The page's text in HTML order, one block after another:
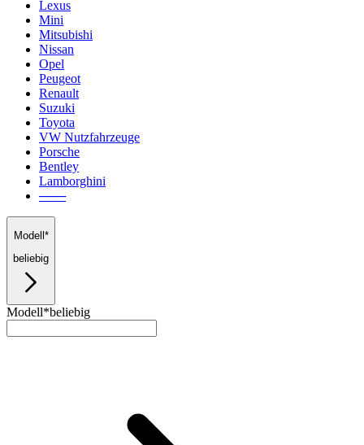
Lexus
Mini
Mitsubishi
Nissan
Opel
Peugeot
Renault
Suzuki
Toyota
VW Nutzfahrzeuge
Porsche
Bentley
Lamborghini
───
Modell*
beliebig
Modell*beliebig